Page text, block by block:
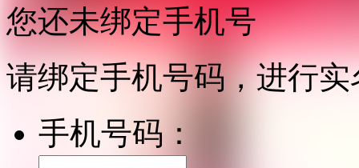
您还未绑定手机号
请绑定手机号码，进行
手机号码：